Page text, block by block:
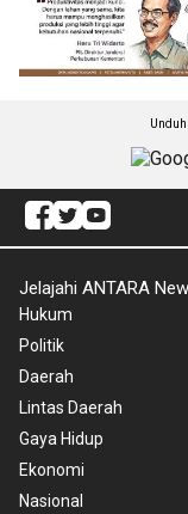
Jelajahi ANTARA
Hukum
Politik
Daerah
Lintas Daerah
Gaya Hidup
Ekonomi
Nasional